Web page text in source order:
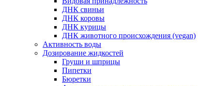
ДНК свиньи
ДНК коровы
ДНК курицы
ДНК животного происхождения (vegan)
Активность воды
Дозирование жидкостей
Груши и шприцы
Пипетки
Бюретки